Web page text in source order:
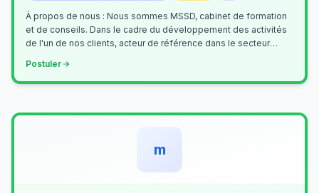
À propos de nous : Nous sommes MSSD, cabinet de formation
et de conseils. Dans le cadre du développement des activités
de l'un de nos clients, acteur de référence dans le secteur
Postuler
m